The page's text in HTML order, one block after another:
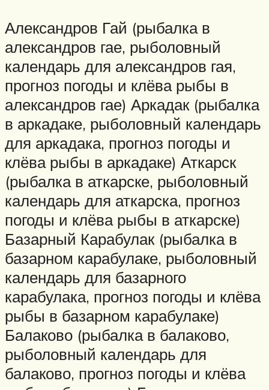
Александров Гай (рыбалка в
александров гае, рыболовный
календарь для александров гая,
прогноз погоды и клёва рыбы в
александров гае) Аркадак (рыбалка
в аркадаке, рыболовный календарь
для аркадака, прогноз погоды и
клёва рыбы в аркадаке) Аткарск
(рыбалка в аткарске, рыболовный
календарь для аткарска, прогноз
погоды и клёва рыбы в аткарске)
Базарный Карабулак (рыбалка в
базарном карабулаке, рыболовный
календарь для базарного
карабулака, прогноз погоды и клёва
рыбы в базарном карабулаке)
Балаково (рыбалка в балаково,
рыболовный календарь для
балаково, прогноз погоды и клёва